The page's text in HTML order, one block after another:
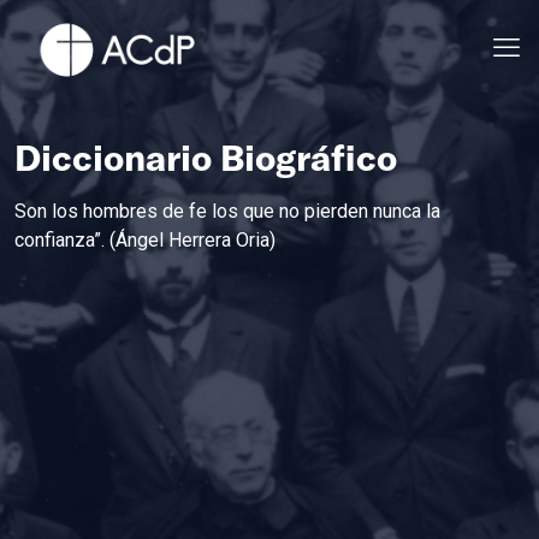
Diccionario Biográfico
Son los hombres de fe los que no pierden nunca la
confianza”. (Ángel Herrera Oria)